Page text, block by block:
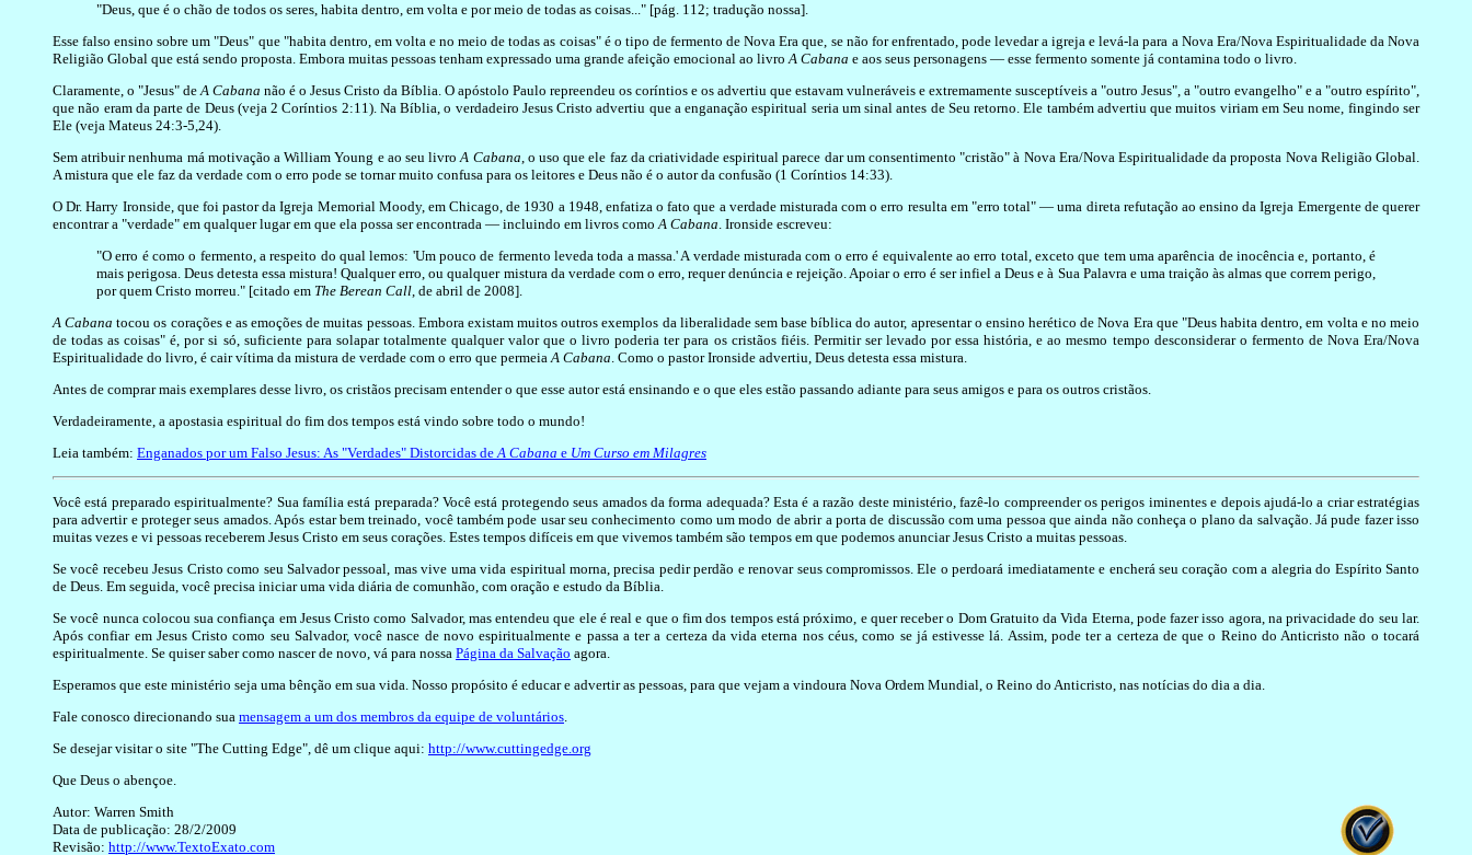
"Deus, que é o chão de todos os seres, habita dentro, em volta e por meio de todas as coisas..." [pág. 112; tradução nossa].
Esse falso ensino sobre um "Deus" que "habita dentro, em volta e no meio de todas as coisas" é o tipo de fermento de Nova Era que, se não for enfrentado, pode levedar a igreja e levá-la para a Nova Era/Nova Espiritualidade da Nova
Religião Global que está sendo proposta. Embora muitas pessoas tenham expressado uma grande afeição emocional ao livroA Cabana e aos seus personagens — esse fermento somente já contamina todo o livro.
Claramente, o "Jesus" deA Cabana não é o Jesus Cristo da Bíblia. O apóstolo Paulo repreendeu os coríntios e os advertiu que estavam vulneráveis e extremamente susceptíveis a "outro Jesus", a "outro evangelho" e a "outro espírito",
que não eram da parte de Deus (veja 2 Coríntios 2:11). Na Bíblia, o verdadeiro Jesus Cristo advertiu que a enganação espiritual seria um sinal antes de Seu retorno. Ele também advertiu que muitos viriam em Seu nome, fingindo ser
Ele (veja Mateus 24:3-5,24).
Sem atribuir nenhuma má motivação a William Young e ao seu livroA Cabana, o uso que ele faz da criatividade espiritual parece dar um consentimento "cristão" à Nova Era/Nova Espiritualidade da proposta Nova Religião Global.
A mistura que ele faz da verdade com o erro pode se tornar muito confusa para os leitores e Deus não é o autor da confusão (1 Coríntios 14:33).
O Dr. Harry Ironside, que foi pastor da Igreja Memorial Moody, em Chicago, de 1930 a 1948, enfatiza o fato que a verdade misturada com o erro resulta em "erro total" — uma direta refutação ao ensino da Igreja Emergente de querer
encontrar a "verdade" em qualquer lugar em que ela possa ser encontrada — incluindo em livros comoA Cabana. Ironside escreveu:
"O erro é como o fermento, a respeito do qual lemos: 'Um pouco de fermento leveda toda a massa.' A verdade misturada com o erro é equivalente ao erro total, exceto que tem uma aparência de inocência e, portanto, é
mais perigosa. Deus detesta essa mistura! Qualquer erro, ou qualquer mistura da verdade com o erro, requer denúncia e rejeição. Apoiar o erro é ser infiel a Deus e à Sua Palavra e uma traição às almas que correm perigo,
por quem Cristo morreu." [citado em The Berean Call, de abril de 2008].
A Cabana tocou os corações e as emoções de muitas pessoas. Embora existam muitos outros exemplos da liberalidade sem base bíblica do autor, apresentar o ensino herético de Nova Era que "Deus habita dentro, em volta e no meio
de todas as coisas" é, por si só, suficiente para solapar totalmente qualquer valor que o livro poderia ter para os cristãos fiéis. Permitir ser levado por essa história, e ao mesmo tempo desconsiderar o fermento de Nova Era/Nova
Espiritualidade do livro, é cair vítima da mistura de verdade com o erro que permeiaA Cabana. Como o pastor Ironside advertiu, Deus detesta essa mistura.
Antes de comprar mais exemplares desse livro, os cristãos precisam entender o que esse autor está ensinando e o que eles estão passando adiante para seus amigos e para os outros cristãos.
Verdadeiramente, a apostasia espiritual do fim dos tempos está vindo sobre todo o mundo!
Leia também: Enganados por um Falso Jesus: As "Verdades" Distorcidas deA Cabana e Um Curso em Milagres
Você está preparado espiritualmente? Sua família está preparada? Você está protegendo seus amados da forma adequada? Esta é a razão deste ministério, fazê-lo compreender os perigos iminentes e depois ajudá-lo a criar estratégias
para advertir e proteger seus amados. Após estar bem treinado, você também pode usar seu conhecimento como um modo de abrir a porta de discussão com uma pessoa que ainda não conheça o plano da salvação. Já pude fazer isso
muitas vezes e vi pessoas receberem Jesus Cristo em seus corações. Estes tempos difíceis em que vivemos também são tempos em que podemos anunciar Jesus Cristo a muitas pessoas.
Se você recebeu Jesus Cristo como seu Salvador pessoal, mas vive uma vida espiritual morna, precisa pedir perdão e renovar seus compromissos. Ele o perdoará imediatamente e encherá seu coração com a alegria do Espírito Santo
de Deus. Em seguida, você precisa iniciar uma vida diária de comunhão, com oração e estudo da Bíblia.
Se você nunca colocou sua confiança em Jesus Cristo como Salvador, mas entendeu que ele é real e que o fim dos tempos está próximo, e quer receber o Dom Gratuito da Vida Eterna, pode fazer isso agora, na privacidade do seu lar.
Após confiar em Jesus Cristo como seu Salvador, você nasce de novo espiritualmente e passa a ter a certeza da vida eterna nos céus, como se já estivesse lá. Assim, pode ter a certeza de que o Reino do Anticristo não o tocará
espiritualmente. Se quiser saber como nascer de novo, vá para nossa Página da Salvação agora.
Esperamos que este ministério seja uma bênção em sua vida. Nosso propósito é educar e advertir as pessoas, para que vejam a vindoura Nova Ordem Mundial, o Reino do Anticristo, nas notícias do dia a dia.
Fale conosco direcionando sua mensagem a um dos membros da equipe de voluntários.
Se desejar visitar o site "The Cutting Edge", dê um clique aqui: http://www.cuttingedge.org
Que Deus o abençoe.
Autor: Warren Smith
Data de publicação: 28/2/2009
Revisão: http://www.TextoExato.com